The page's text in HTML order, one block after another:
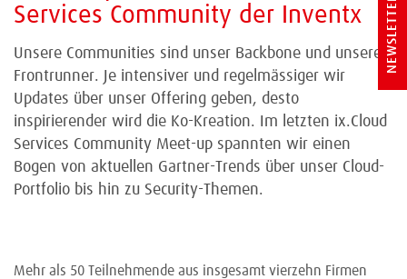
Services Community der Inventx
Unsere Communities sind unser Backbone und unsere
Frontrunner. Je intensiver und regelmässiger wir
Updates über unser Offering geben, desto
inspirierender wird die Ko-Kreation. Im letzten ix.Cloud
Services Community Meet-up spannten wir einen
Bogen von aktuellen Gartner-Trends über unser Cloud-
Portfolio bis hin zu Security-Themen.
Mehr als 50 Teilnehmende aus insgesamt vierzehn Firmen
NEWSLETTER